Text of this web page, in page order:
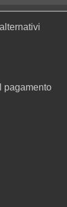
pagamento